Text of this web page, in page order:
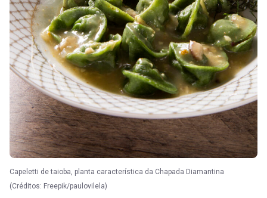
Capeletti de taioba, planta característica da Chapada Diamantina
(Créditos: Freepik/paulovilela)